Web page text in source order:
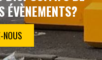
ÉVÈNEMENTS?
NOUS